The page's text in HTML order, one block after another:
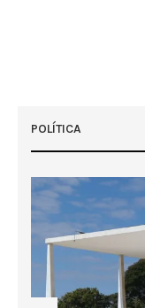
POLÍTICA